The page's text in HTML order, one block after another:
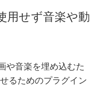
せず音楽や動
や音楽を埋め込むた
るためのプラグイン